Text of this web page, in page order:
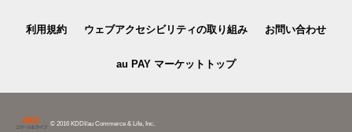
利用規約 ウェブアクセシビリティの取り組み お問い合わせ
au PAY マーケットトップ
© 2016 KDDI/au Commerce & Life, Inc.